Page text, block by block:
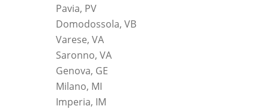
Pavia, PV
Domodossola, VB
Varese, VA
Saronno, VA
Genova, GE
Milano, MI
Imperia, IM